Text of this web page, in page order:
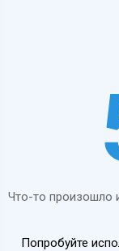
Что-то произошло
Попробуйте